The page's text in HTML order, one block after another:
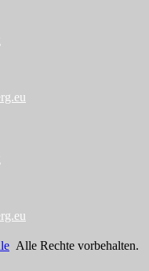
Alle Rechte vorbehalten.